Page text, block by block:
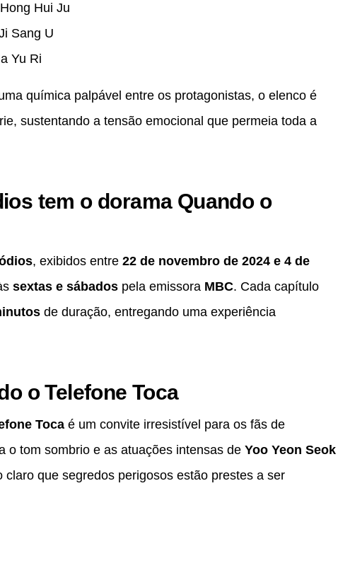
Hui Ju
Sang U
Yu Ri
química palpável entre os protagonistas, o elenco é
sustentando a tensão emocional que permeia toda a
tem o dorama Quando o
, exibidos entre 22 de novembro de 2024 e 4 de
sextas e sábadospela emissora MBC. Cada capítulo
de duração, entregando uma experiência
o Telefone Toca
Tocaé um convite irresistível para os fãs de
o tom sombrio e as atuações intensas de Yoo Yeon Seok
claro que segredos perigosos estão prestes a ser